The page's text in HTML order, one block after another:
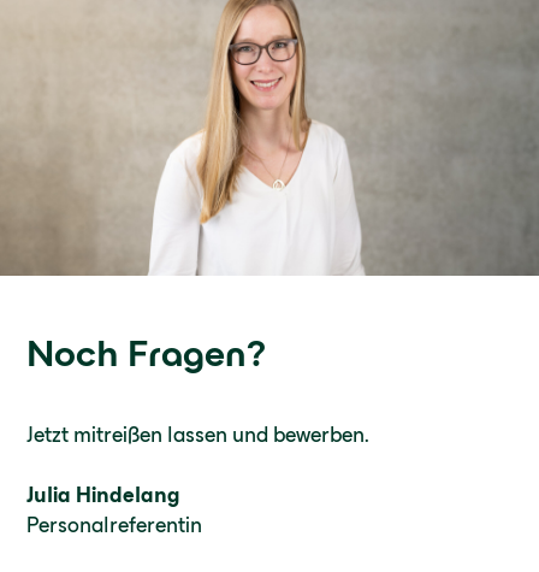
Noch Fragen?
Jetzt mitreißen lassen und bewerben.
Julia Hindelang
Personalreferentin